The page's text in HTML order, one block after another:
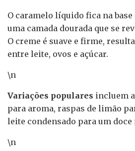
O caramelo líquido fica na
uma camada dourada que se
O creme é suave e firme,
entre leite, ovos e açúcar.
\n
Variações populares incluem
para aroma, raspas de limão
leite condensado para um
\n